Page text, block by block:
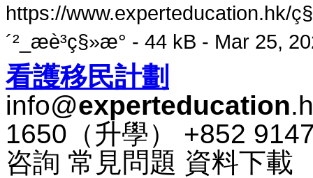
https://www.experteducation.hk/
´²_æè³ç§»æ° - 44 kB - Mar 25,
看護​移民​計​劃
info@experteducation
1650​（​升​學​） +852
咨​詢 常​見​問題 資料​下​載